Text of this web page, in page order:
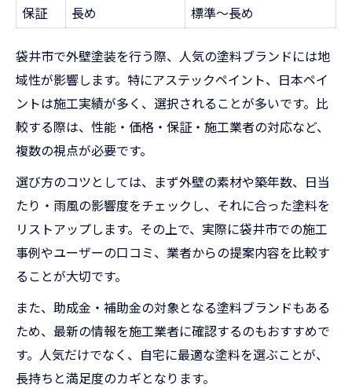
保証 長め 標準～長め
袋井市で外壁塗装を行う際、人気の塗料ブランドには地
域性が影響します。特にアステックペイント、日本ペイ
ントは施工実績が多く、選択されることが多いです。比
較する際は、性能・価格・保証・施工業者の対応など、
複数の視点が必要です。
選び方のコツとしては、まず外壁の素材や築年数、日当
たり・雨風の影響度をチェックし、それに合った塗料を
リストアップします。その上で、実際に袋井市での施工
事例やユーザーの口コミ、業者からの提案内容を比較す
ることが大切です。
また、助成金・補助金の対象となる塗料ブランドもある
ため、最新の情報を施工業者に確認するのもおすすめで
す。人気だけでなく、自宅に最適な塗料を選ぶことが、
長持ちと満足度のカギとなります。